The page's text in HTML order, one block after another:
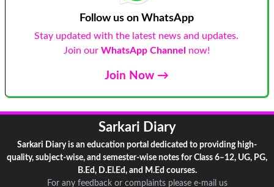
Follow us on WhatsApp
Stay updated with the latest news and updates.
Join our WhatsApp Channel now!
Join Now →
Sarkari Diary
Sarkari Diary is an education portal dedicated to providing high-
quality, subject-wise, and semester-wise notes for Class 6–12, UG, PG,
B.Ed, D.El.Ed, and M.Ed courses.
For any feedback or complaints please e-mail us